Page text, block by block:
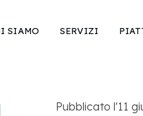
SIAMO SERVIZI
Pubblicato l'11